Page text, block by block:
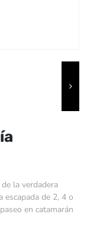
la verdadera
escapada de 2, 4 o
en catamarán